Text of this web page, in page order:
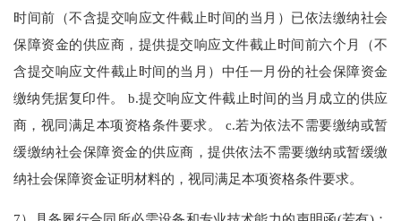
时间前（不含提交响应文件截止时间的当月）已依法缴纳社会
保障资金的供应商，提供提交响应文件截止时间前六个月（不
含提交响应文件截止时间的当月）中任一月份的社会保障资金
缴纳凭据复印件。 b.提交响应文件截止时间的当月成立的供应
商，视同满足本项资格条件要求。 c.若为依法不需要缴纳或暂
缓缴纳社会保障资金的供应商，提供依法不需要缴纳或暂缓缴
纳社会保障资金证明材料的，视同满足本项资格条件要求。